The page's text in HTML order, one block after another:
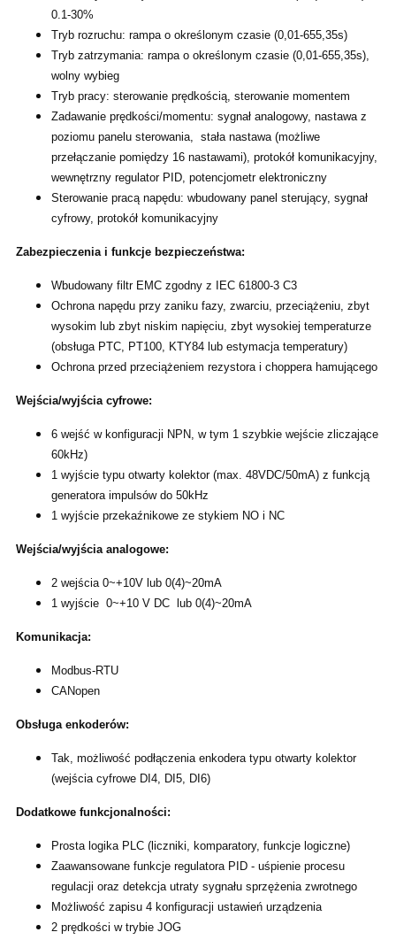
0.1-30%
Tryb rozruchu: rampa o określonym czasie (0,01-655,35s)
Tryb zatrzymania: rampa o określonym czasie (0,01-655,35s),
wolny wybieg
Tryb pracy: sterowanie prędkością, sterowanie momentem
Zadawanie prędkości/momentu: sygnał analogowy, nastawa z
poziomu panelu sterowania, stała nastawa (możliwe
przełączanie pomiędzy 16 nastawami), protokół komunikacyjny,
wewnętrzny regulator PID, potencjometr elektroniczny
Sterowanie pracą napędu: wbudowany panel sterujący, sygnał
cyfrowy, protokół komunikacyjny
Zabezpieczenia i funkcje bezpieczeństwa:
Wbudowany filtr EMC zgodny z IEC 61800-3 C3
Ochrona napędu przy zaniku fazy, zwarciu, przeciążeniu, zbyt
wysokim lub zbyt niskim napięciu, zbyt wysokiej temperaturze
(obsługa PTC, PT100, KTY84 lub estymacja temperatury)
Ochrona przed przeciążeniem rezystora i choppera hamującego
Wejścia/wyjścia cyfrowe:
6 wejść w konfiguracji NPN, w tym 1 szybkie wejście zliczające
60kHz)
1 wyjście typu otwarty kolektor (max. 48VDC/50mA) z funkcją
generatora impulsów do 50kHz
1 wyjście przekaźnikowe ze stykiem NO i NC
Wejścia/wyjścia analogowe:
2 wejścia 0~+10V lub 0(4)~20mA
1 wyjście 0~+10 V DC lub 0(4)~20mA
Komunikacja:
Modbus-RTU
CANopen
Obsługa enkoderów:
Tak, możliwość podłączenia enkodera typu otwarty kolektor
(wejścia cyfrowe DI4, DI5, DI6)
Dodatkowe funkcjonalności:
Prosta logika PLC (liczniki, komparatory, funkcje logiczne)
Zaawansowane funkcje regulatora PID - uśpienie procesu
regulacji oraz detekcja utraty sygnału sprzężenia zwrotnego
Możliwość zapisu 4 konfiguracji ustawień urządzenia
2 prędkości w trybie JOG